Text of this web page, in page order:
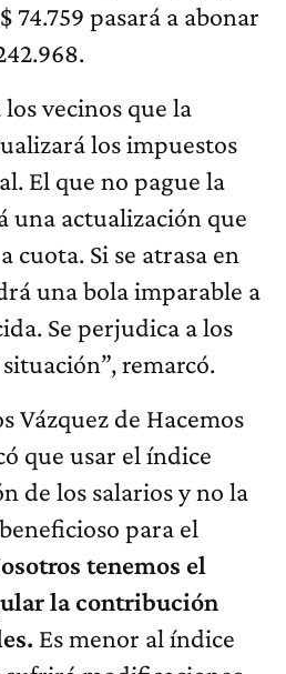
74.759 pasará a abonar
vecinos que la
los impuestos
El que no pague la
una actualización que
cuota. Si se atrasa en
una bola imparable a
Se perjudica a los
remarcó.
Vázquez de Hacemos
que usar el índice
de los salarios y no la
para el
tenemos el
la contribución
Es menor al índice